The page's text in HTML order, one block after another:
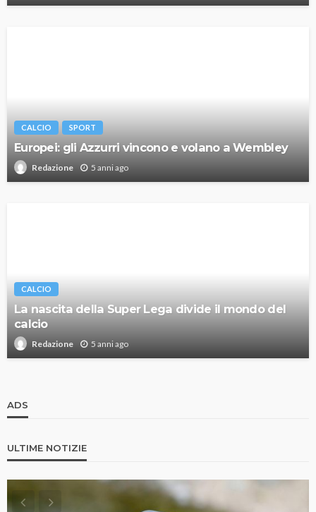
CALCIO SPORT
Europei: gli Azzurri vincono e volano a Wembley
Redazione 5 anni ago
CALCIO
La nascita della Super Lega divide il mondo del
calcio
Redazione 5 anni ago
ADS
ULTIME NOTIZIE